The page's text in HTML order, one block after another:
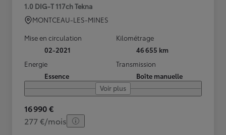
1.0 DIG-T 117ch Tekna
MONTCEAU-LES-MINES
Mise en circulation
02-2021
Kilométrage
46 655 km
Energie
Essence
Transmission
Boîte manuelle
Voir plus
16 990 €
277 €/mois